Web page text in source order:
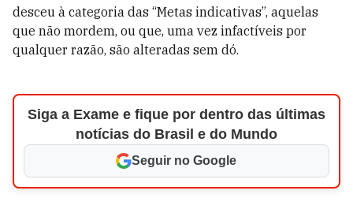
desceu à categoria das “Metas indicativas”, aquelas
que não mordem, ou que, uma vez infactíveis por
qualquer razão, são alteradas sem dó.
Siga a Exame e fique por dentro das últimas
notícias do Brasil e do Mundo
Seguir no Google